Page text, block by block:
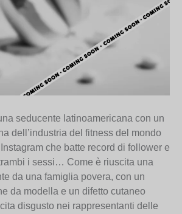
seducente latinoamericana con un
dell’industria del fitness del mondo
che batte record di follower e
i sessi… Come è riuscita una
da una famiglia povera, con un
da modella e un difetto cutaneo
disgusto nei rappresentanti delle